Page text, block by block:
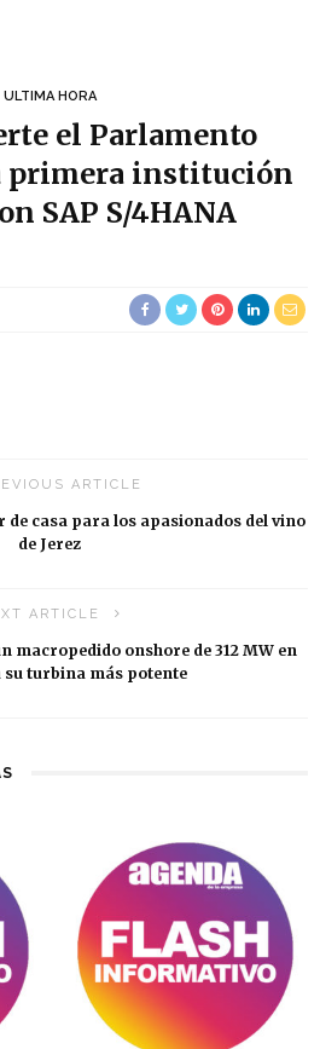
ULTIMA HORA
el Parlamento
primera institución
SAP S/4HANA
ARTICLE
casa para los apasionados del vino
de Jerez
ARTICLE
macropedido onshore de 312 MW en
turbina más potente